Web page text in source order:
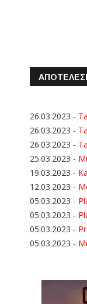
26.03.2023 -
26.03.2023 -
26.03.2023 -
25.03.2023 -
19.03.2023 -
12.03.2023 -
05.03.2023 -
05.03.2023 -
05.03.2023 -
05.03.2023 -